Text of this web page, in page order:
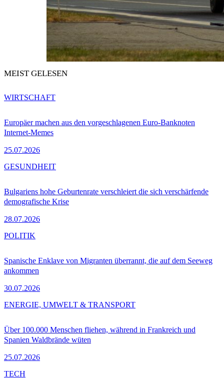
MEIST GELESEN
Europäer machen aus den vorgeschlagenen Euro-Banknoten
Internet-Memes
25.07.2026
WIRTSCHAFT
Bulgariens hohe Geburtenrate verschleiert die sich verschärfende
demografische Krise
28.07.2026
GESUNDHEIT
Spanische Enklave von Migranten überrannt, die auf dem Seeweg
ankommen
30.07.2026
POLITIK
Über 100.000 Menschen fliehen, während in Frankreich und
Spanien Waldbrände wüten
25.07.2026
ENERGIE, UMWELT & TRANSPORT
TECH